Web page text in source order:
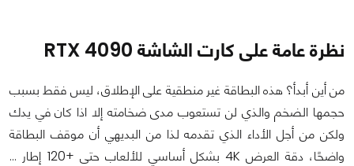
نظرة عامة على كارت الشاشة RTX 4090
من أين أبدأ؟ هذه البطاقة غير منطقية على الإطلاق، ليس فقط بسبب
حجمها الضخم والذي لن تستعوب مدى ضخامته إلا اذا كان في يدك
ولكن من أجل الأداء الذي تقدمه لذا من البديهي أن موقف البطاقة
واضحًا، دقة العرض 4K بشكل أساسي للألعاب حتى +120 إطار …